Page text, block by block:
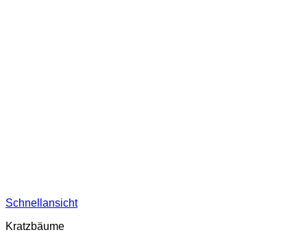
Schnellansicht
Kratzbäume